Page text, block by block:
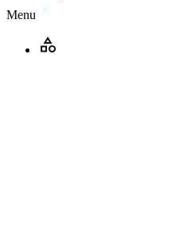
Menu